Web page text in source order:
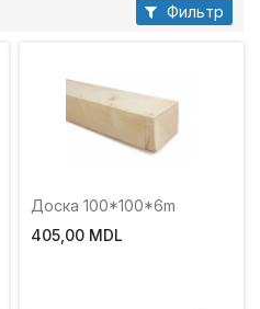
Фильтр
Доска 100*100*6m
405,00 MDL